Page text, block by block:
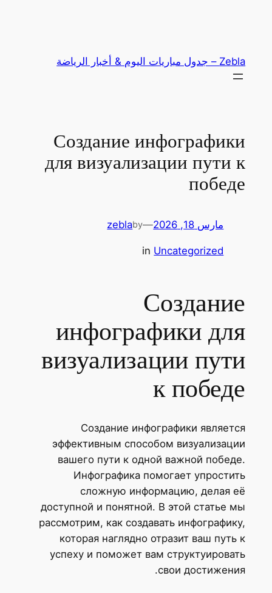
Zebla – جدول مباريات اليوم & أخبار الرياضة
Создание инфографики
для визуализации пути к
победе
مارس 18, 2026 —
by
zebla
in Uncategorized
Создание
инфографики для
визуализации пути
к победе
Создание инфографики является
эффективным способом визуализации
вашего пути к одной важной победе.
Инфографика помогает упростить
сложную информацию, делая её
доступной и понятной. В этой статье мы
рассмотрим, как создавать инфографику,
которая наглядно отразит ваш путь к
успеху и поможет вам структуировать
свои достижения.